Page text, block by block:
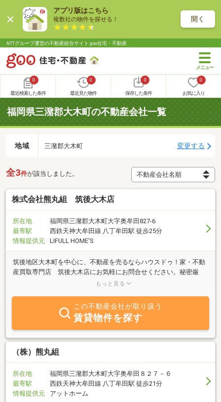
アプリ版はこちら
複数社の物件を探せる！ 開く
NTTグループ運営の不動産総合サイト goo住宅・不動産
0
最近検索した条件
0
最近見た物件
0
保存した条件
0
お気に入り
福岡県三潴郡大木町の不動産会社一覧
地域 三潴郡大木町 変更する
全3件が該当しました。
株式会社熊丸組 筑後大木店
所在地
福岡県三潴郡大木町大字奥牟田827-6
最寄駅
西鉄天神大牟田線 八丁牟田駅 徒歩25分
情報提供元
LIFULL HOME'S
筑後地区大木町を中心に、不動産を売るならハウスドゥ！家・不動
産買取専門店 筑後大木店にお気軽にお問合せください。秘密厳
守・迅速対応で土地・建物を少しでも高く、早くご売却できるよう
もっと見る
この不動産会社が取り扱う
賃貸物件を探す
（株）熊丸組
所在地
福岡県三潴郡大木町大字奥牟田８２７－６
最寄駅
西鉄天神大牟田線 八丁牟田駅 徒歩21分
情報提供元
アットホーム